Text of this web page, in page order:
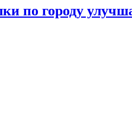
по городу